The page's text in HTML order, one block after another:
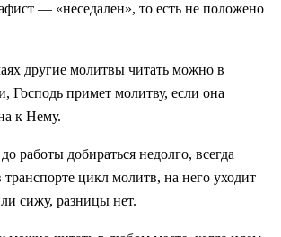
— «неседален», то есть не положено
другие молитвы читать можно в
Господь примет молитву, если она
к Нему.
работы добираться недолго, всегда
цикл молитв, на него уходит
сижу, разницы нет.